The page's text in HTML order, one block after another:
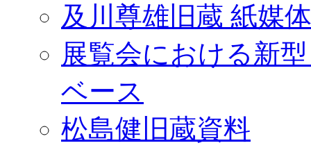
及川尊雄旧蔵 紙媒
展覧会における新
ベース
松島健旧蔵資料